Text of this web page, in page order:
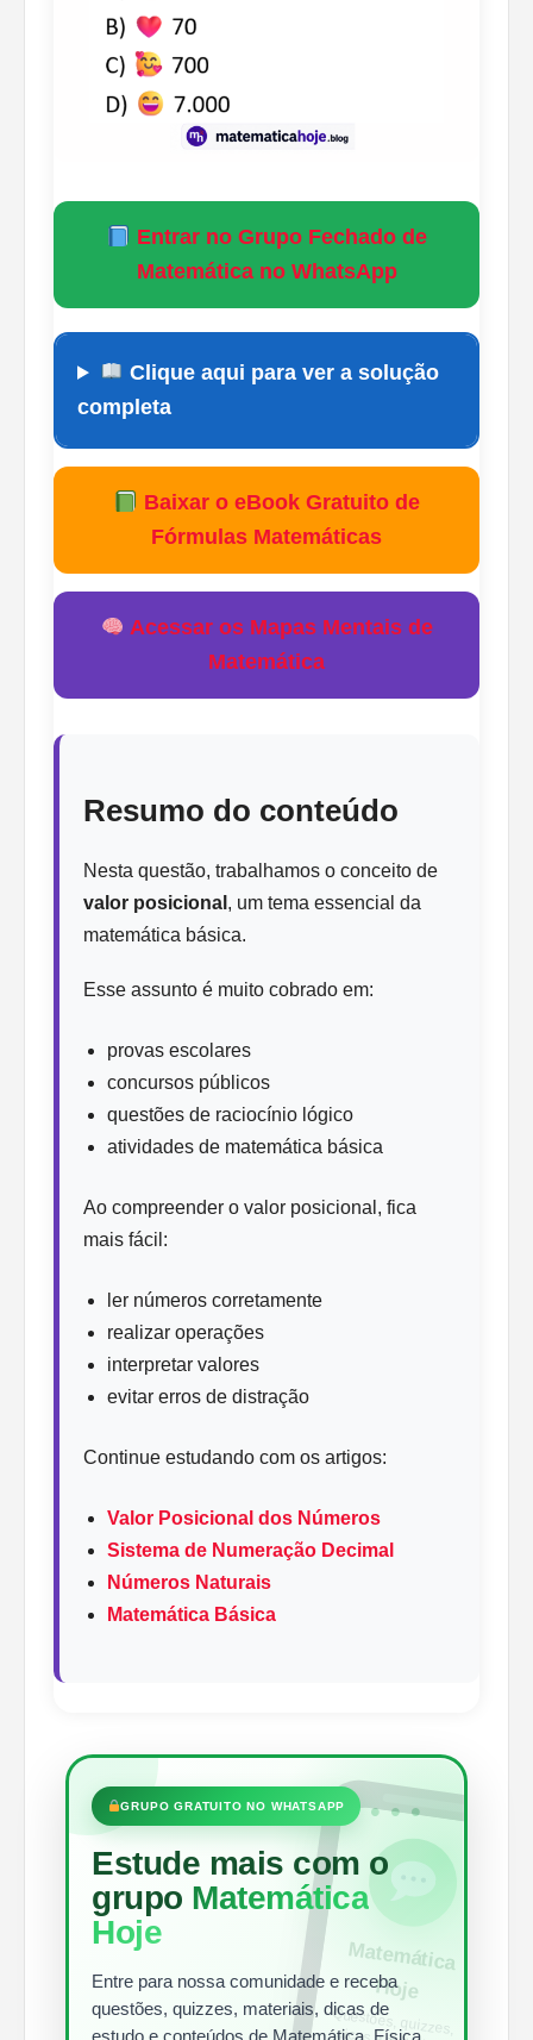
Entrar no Grupo Fechado de
Matemática no WhatsApp
Clique aqui para ver a solução
completa
Baixar o eBook Gratuito de
Fórmulas Matemáticas
Acessar os Mapas Mentais de
Matemática
Resumo do conteúdo
Nesta questão, trabalhamos o conceito de
valor posicional , um tema essencial da
matemática básica.
Esse assunto é muito cobrado em:
provas escolares
concursos públicos
questões de raciocínio lógico
atividades de matemática básica
Ao compreender o valor posicional, fica
mais fácil:
ler números corretamente
realizar operações
interpretar valores
evitar erros de distração
Continue estudando com os artigos:
Valor Posicional dos Números
Sistema de Numeração Decimal
Números Naturais
Matemática Básica
•••
GRUPO GRATUITO NO WHATSAPP
Estude mais com o
grupo Matemática
Hoje
Entre para nossa comunidade e receba
questões, quizzes, materiais, dicas de
Matem
ática
Hoje
Questões, quizzes,
dicas e materiais
para estudar todos